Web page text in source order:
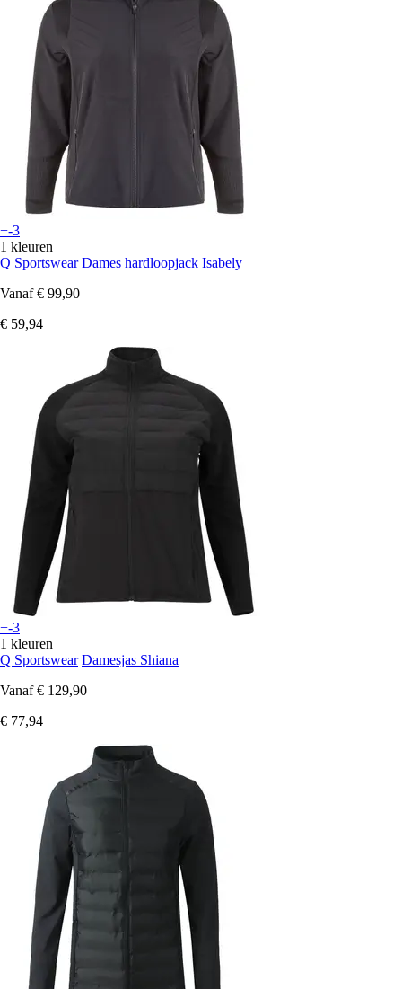
+-3
1 kleuren
Q Sportswear Dames hardloopjack Isabely
Vanaf € 99,90
€ 59,94
+-3
1 kleuren
Q Sportswear Damesjas Shiana
Vanaf € 129,90
€ 77,94